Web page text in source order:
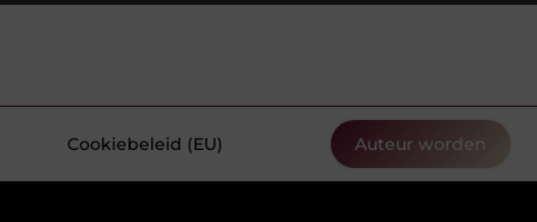
Cookiebeleid (EU) Auteur worden